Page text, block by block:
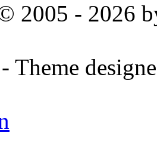
2005 - 2026
- Theme